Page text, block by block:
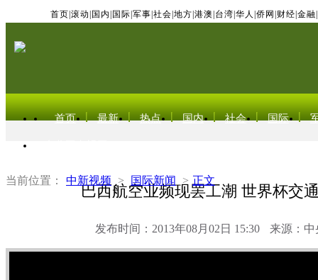
首页 滚动 国内 国际 军事 社会 地方 港澳 台湾 华人 侨网 财经 金融
首页 最新 热点 国内 社会 国际
当前位置： 中新视频 > 国际新闻 > 正文
巴西航空业频现罢工潮 世界杯交
发布时间：2013年08月02日 15:30 来源：中